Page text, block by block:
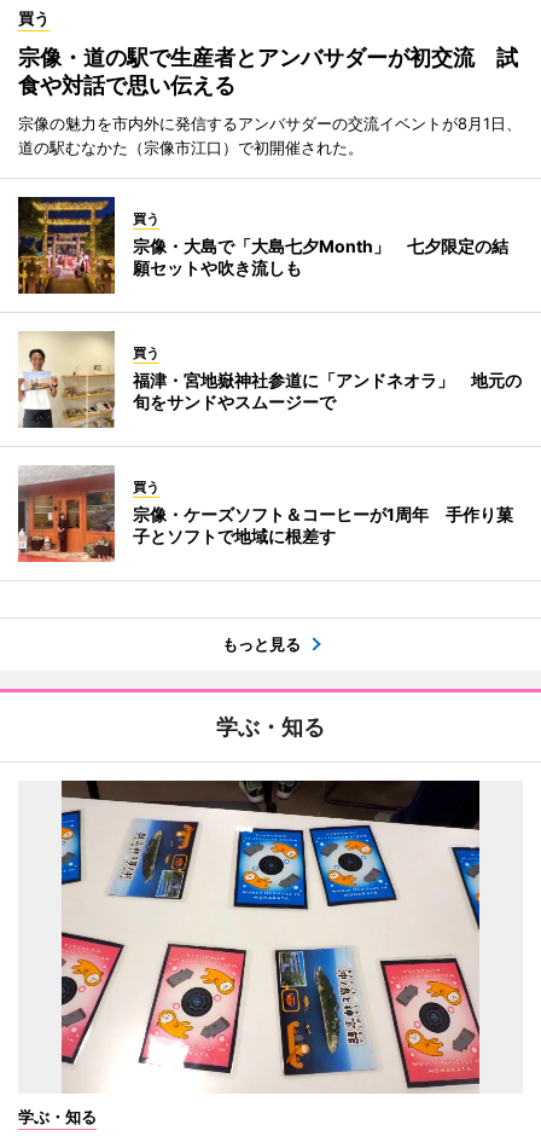
買う
宗像・道の駅で生産者とアンバサダーが初交流 試
食や対話で思い伝える
宗像の魅力を市内外に発信するアンバサダーの交流イベントが8月1日、
道の駅むなかた（宗像市江口）で初開催された。
買う
宗像・大島で「大島七夕Month」 七夕限定の結
願セットや吹き流しも
買う
福津・宮地嶽神社参道に「アンドネオラ」 地元の
旬をサンドやスムージーで
買う
宗像・ケーズソフト＆コーヒーが1周年 手作り菓
子とソフトで地域に根差す
もっと見る
学ぶ・知る
学ぶ・知る